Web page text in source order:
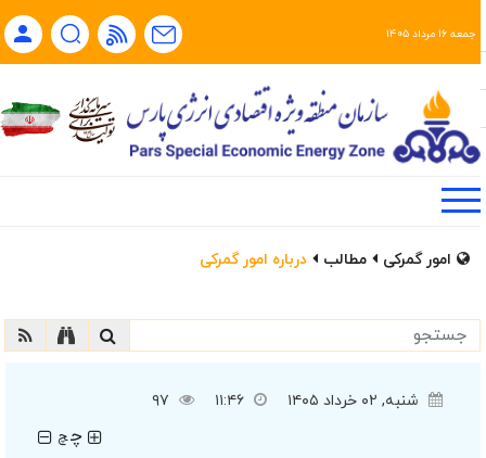
جمعه ۱۶ مرداد ۱۴۰۵
امور گمرکی مطالب درباره امور گمرکی
شنبه, ۰۲ خرداد ۱۴۰۵ ۱۱:۴۶ ۹۷
چچ